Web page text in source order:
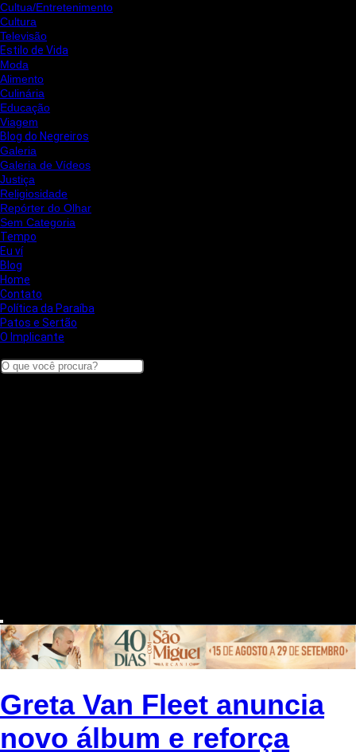
Cultua/Entretenimento
Cultura
Televisão
Estilo de Vida
Moda
Alimento
Culinária
Educação
Viagem
Blog do Negreiros
Galeria
Galeria de Vídeos
Justiça
Religiosidade
Repórter do Olhar
Sem Categoria
Tempo
Eu ví
Blog
Home
Contato
Política da Paraíba
Patos e Sertão
O Implicante
Greta Van Fleet anuncia
novo álbum e reforça